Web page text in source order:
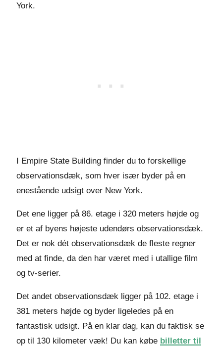
York.
I Empire State Building finder du to forskellige
observationsdæk, som hver især byder på en
enestående udsigt over New York.
Det ene ligger på 86. etage i 320 meters højde og
er et af byens højeste udendørs observationsdæk.
Det er nok dét observationsdæk de fleste regner
med at finde, da den har været med i utallige film
og tv-serier.
Det andet observationsdæk ligger på 102. etage i
381 meters højde og byder ligeledes på en
fantastisk udsigt. På en klar dag, kan du faktisk se
op til 130 kilometer væk! Du kan købe billetter til